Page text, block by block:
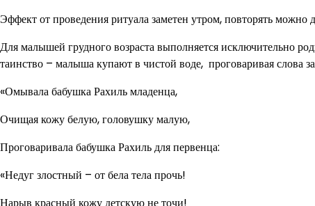
Эффект от проведения ритуала заметен утром, повторять можно
Для малышей грудного возраста выполняется исключительно
таинство – малыша купают в чистой воде, проговаривая слова
«Омывала бабушка Рахиль младенца,
Очищая кожу белую, головушку малую,
Проговаривала бабушка Рахиль для первенца:
«Недуг злостный – от бела тела прочь!